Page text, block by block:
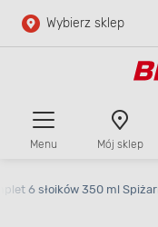
Przejdź do
Wybierz sklep
Menu Mój sklep
6 słoików 350 ml